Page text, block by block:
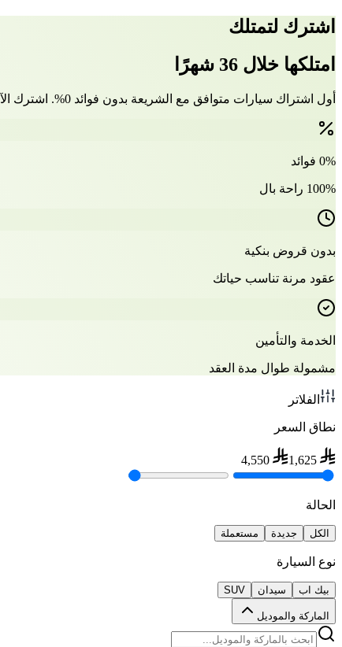
اشترك لتمتلك
امتلكها خلال 36 شهرًا
أول اشتراك سيارات متوافق مع الشريعة بدون فوائد 0%. اشترك الآن وتملّك سيارتك بعد 36 شهرًا
0% فوائد
100% راحة بال
بدون قروض بنكية
عقود مرنة تناسب حياتك
الخدمة والتأمين
مشمولة طوال مدة العقد
الفلاتر
نطاق السعر
1,625
4,550
الحالة
الكل جديدة مستعملة
نوع السيارة
بيك اب سيدان SUV
الماركة والموديل